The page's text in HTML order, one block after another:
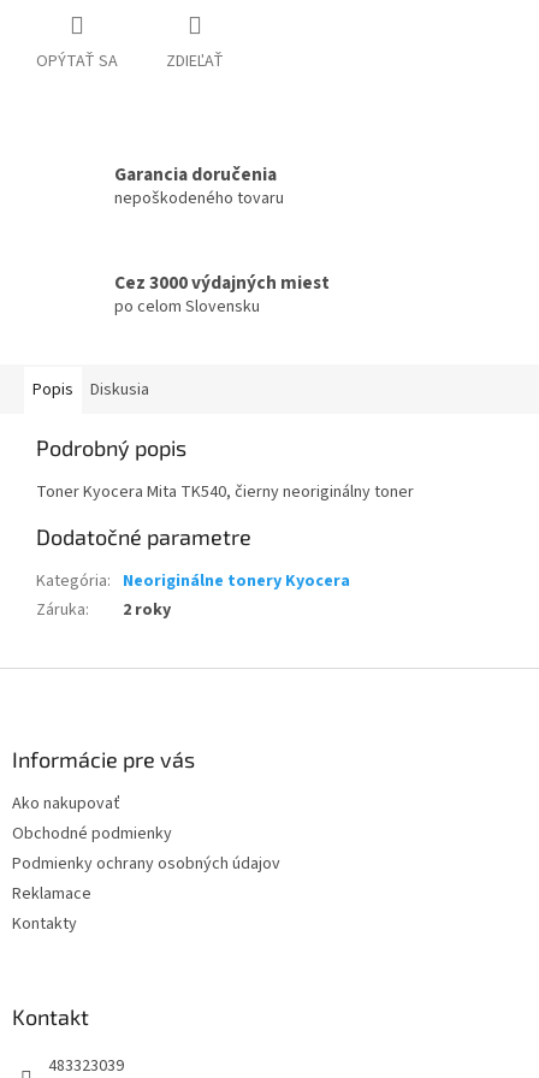
OPÝTAŤ SA ZDIEĽAŤ
Garancia doručenia
nepoškodeného tovaru
Cez 3000 výdajných miest
po celom Slovensku
Popis Diskusia
Podrobný popis
Toner Kyocera Mita TK540, čierny neoriginálny toner
Dodatočné parametre
Kategória: Neoriginálne tonery Kyocera
Záruka: 2 roky
Informácie pre vás
Ako nakupovať
Obchodné podmienky
Podmienky ochrany osobných údajov
Reklamace
Kontakty
Kontakt
483323039